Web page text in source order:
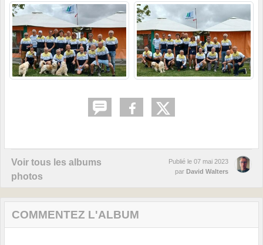
Voir tous les albums
photos
Publié le 07 mai 2023
par David Walters
COMMENTEZ L'ALBUM